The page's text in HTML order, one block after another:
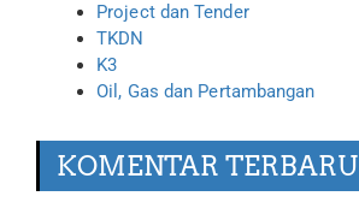
Project dan Tender
TKDN
K3
Oil, Gas dan Pertambangan
KOMENTAR TERBARU